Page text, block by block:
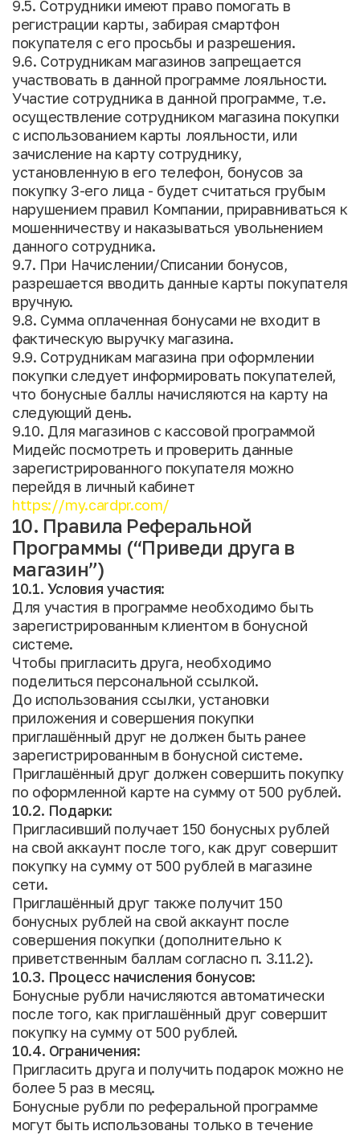
9.5. Сотрудники имеют право помогать в
регистрации карты, забирая смартфон
покупателя с его просьбы и разрешения.
9.6. Сотрудникам магазинов запрещается
участвовать в данной программе лояльности.
Участие сотрудника в данной программе, т.е.
осуществление сотрудником магазина покупки
с использованием карты лояльности, или
зачисление на карту сотруднику,
установленную в его телефон, бонусов за
покупку 3-его лица - будет считаться грубым
нарушением правил Компании, приравниваться к
мошенничеству и наказываться увольнением
данного сотрудника.
9.7. При Начислении/Списании бонусов,
разрешается вводить данные карты покупателя
вручную.
9.8. Сумма оплаченная бонусами не входит в
фактическую выручку магазина.
9.9. Сотрудникам магазина при оформлении
покупки следует информировать покупателей,
что бонусные баллы начисляются на карту на
следующий день.
9.10. Для магазинов с кассовой программой
Мидейс посмотреть и проверить данные
зарегистрированного покупателя можно
перейдя в личный кабинет
https://my.cardpr.com/
10. Правила Реферальной
Программы (“Приведи друга в
магазин”)
10.1. Условия участия:
Для участия в программе необходимо быть
зарегистрированным клиентом в бонусной
системе.
Чтобы пригласить друга, необходимо
поделиться персональной ссылкой.
До использования ссылки, установки
приложения и совершения покупки
приглашённый друг не должен быть ранее
зарегистрированным в бонусной системе.
Приглашённый друг должен совершить покупку
по оформленной карте на сумму от 500 рублей.
10.2. Подарки:
Пригласивший получает 150 бонусных рублей
на свой аккаунт после того, как друг совершит
покупку на сумму от 500 рублей в магазине
сети.
Приглашённый друг также получит 150
бонусных рублей на свой аккаунт после
совершения покупки (дополнительно к
приветственным баллам согласно п. 3.11.2).
10.3. Процесс начисления бонусов:
Бонусные рубли начисляются автоматически
после того, как приглашённый друг совершит
покупку на сумму от 500 рублей.
10.4. Ограничения:
Пригласить друга и получить подарок можно не
более 5 раз в месяц.
Бонусные рубли по реферальной программе
могут быть использованы только в течение